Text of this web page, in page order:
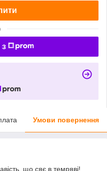
з
Умови повернення
що сяє в темряві!